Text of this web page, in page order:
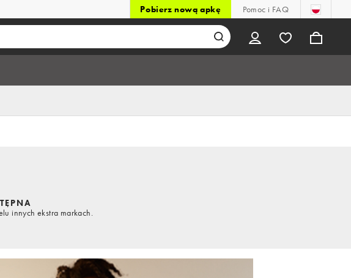
Pobierz nową apkę Pomoc i FAQ
innych ekstra markach.